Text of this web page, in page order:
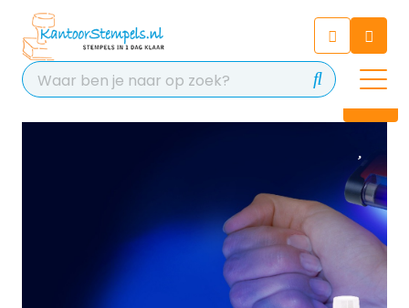
Chat 24/7 met onze chatbot
voor hulp
Contact